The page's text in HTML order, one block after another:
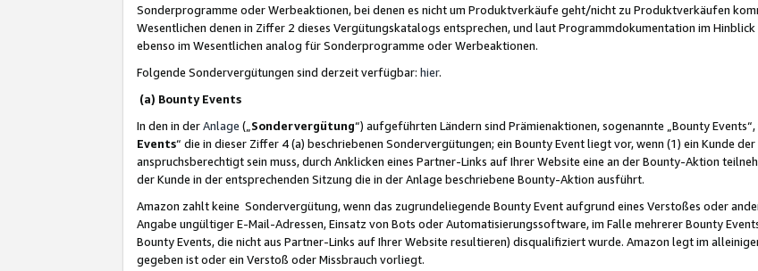
Sonderprogramme oder Werbeaktionen, bei denen es nicht um Produktverkäufe geht/nicht zu Produktverkäufen
Wesentlichen denen in Ziffer 2 dieses Vergütungskatalogs entsprechen, und laut Programmdokumentation im
ebenso im Wesentlichen analog für Sonderprogramme oder Werbeaktionen.
Folgende Sondervergütungen sind derzeit verfügbar: hier.
(a) Bounty Events
In den in derAnlage („ Sondervergütung“) aufgeführten Ländern sind Prämienaktionen, sogenannte „Bounty
Events“ die in dieser Ziffer 4 (a) beschriebenen Sondervergütungen; ein Bounty Event liegt vor, wenn (1) ein Kunde
anspruchsberechtigt sein muss, durch Anklicken eines Partner-Links auf Ihrer Website eine an der Bounty-Aktion
der Kunde in der entsprechenden Sitzung die in der Anlage beschriebene Bounty-Aktion ausführt.
Amazon zahlt keine Sondervergütung, wenn das zugrundeliegende Bounty Event aufgrund eines Verstoßes oder
Angabe ungültiger E-Mail-Adressen, Einsatz von Bots oder Automatisierungssoftware, im Falle mehrerer Bounty
Bounty Events, die nicht aus Partner-Links auf Ihrer Website resultieren) disqualifiziert wurde. Amazon legt im
gegeben ist oder ein Verstoß oder Missbrauch vorliegt.